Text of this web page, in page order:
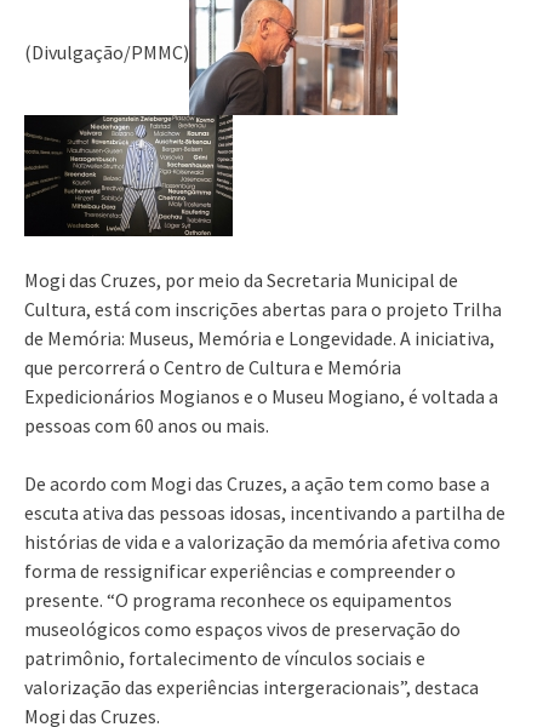
(Divulgação/PMMC)
Mogi das Cruzes, por meio da Secretaria Municipal de
Cultura, está com inscrições abertas para o projeto Trilha
de Memória: Museus, Memória e Longevidade. A iniciativa,
que percorrerá o Centro de Cultura e Memória
Expedicionários Mogianos e o Museu Mogiano, é voltada a
pessoas com 60 anos ou mais.
De acordo com Mogi das Cruzes, a ação tem como base a
escuta ativa das pessoas idosas, incentivando a partilha de
histórias de vida e a valorização da memória afetiva como
forma de ressignificar experiências e compreender o
presente. “O programa reconhece os equipamentos
museológicos como espaços vivos de preservação do
patrimônio, fortalecimento de vínculos sociais e
valorização das experiências intergeracionais”, destaca
Mogi das Cruzes.